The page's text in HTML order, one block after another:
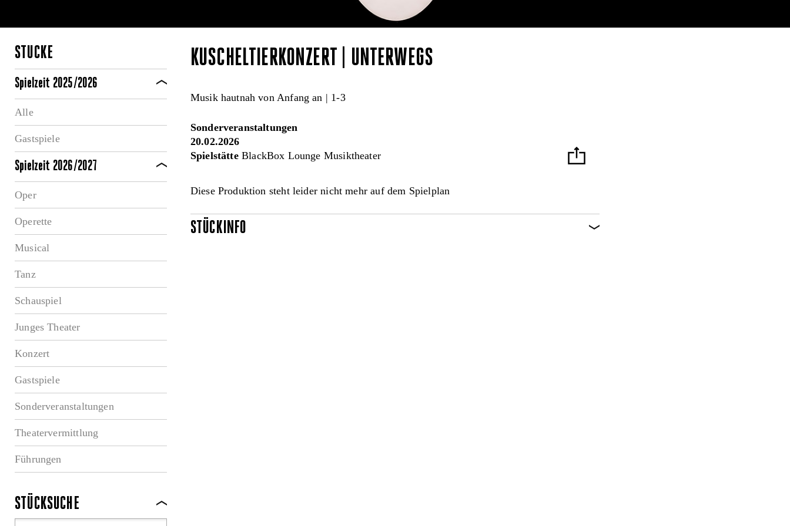
STÜCKE
Spielzeit 2025/2026
Alle
Gastspiele
Spielzeit 2026/2027
Oper
Operette
Musical
Tanz
Schauspiel
Junges Theater
Konzert
Gastspiele
Sonderveranstaltungen
Theatervermittlung
Führungen
STÜCKSUCHE
KUSCHELTIERKONZERT | UNTERWEGS
Musik hautnah von Anfang an | 1-3
Sonderveranstaltungen
20.02.2026
SpielstätteBlackBox Lounge Musiktheater
Diese Produktion steht leider nicht mehr auf dem Spielplan
STÜCKINFO